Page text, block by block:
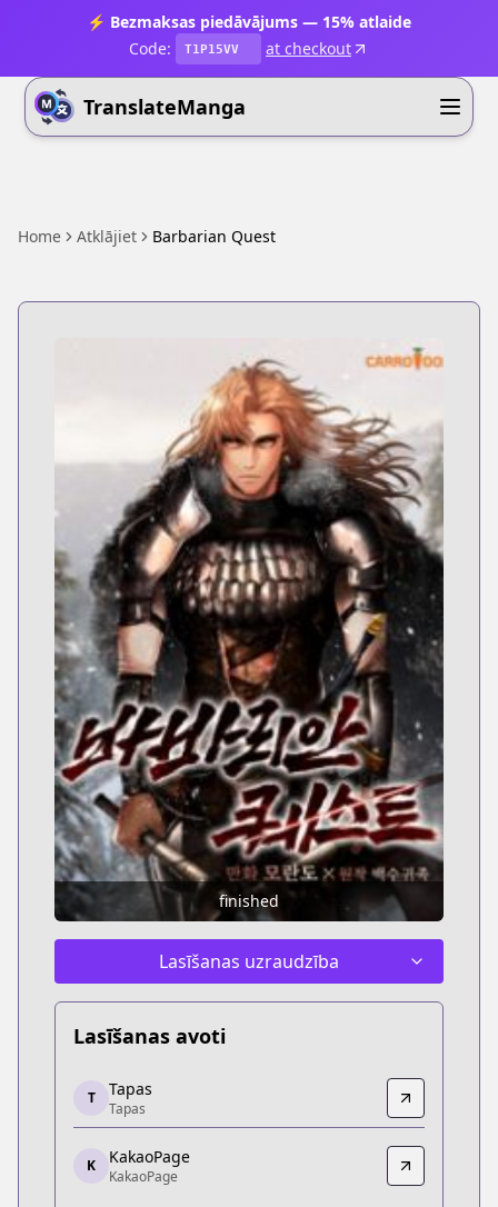
⚡ Bezmaksas piedāvājums — 15% atlaide
Code:
T1P15VV at checkout
TranslateManga
Home Atklājiet Barbarian Quest
finished
Lasīšanas uzraudzība
Lasīšanas avoti
Tapas
Tapas
https://tapas.io/series/barbarian-quest/info
KakaoPage
KakaoPage
T Tapas
Tapas
K KakaoPage
KakaoPage